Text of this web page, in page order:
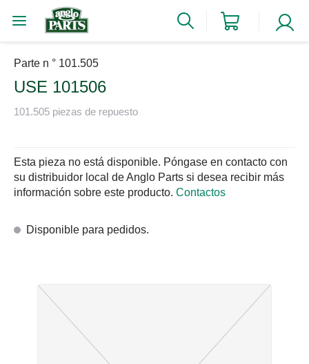
Parte n ° 101.505
USE 101506
101.505 piezas de repuesto
Esta pieza no está disponible. Póngase en contacto con
su distribuidor local de Anglo Parts si desea recibir más
información sobre este producto. Contactos
Disponible para pedidos.